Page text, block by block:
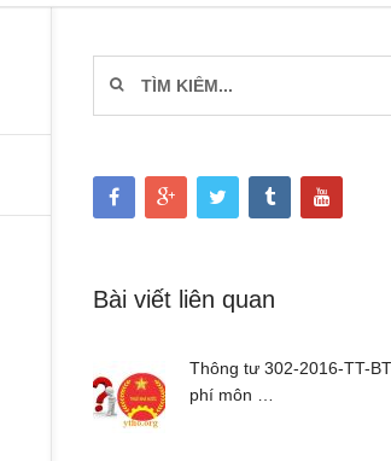
Bài viết liên quan
Thông tư 302-2016-TT-
phí môn …